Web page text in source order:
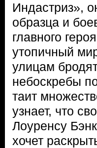
Индастриз»,
образца и
главного
утопичный
улицам
небоскребы
таит
узнает, что
Лоуренсу
хочет